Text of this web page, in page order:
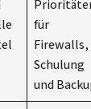
für
Firewalls,
Schulung
und